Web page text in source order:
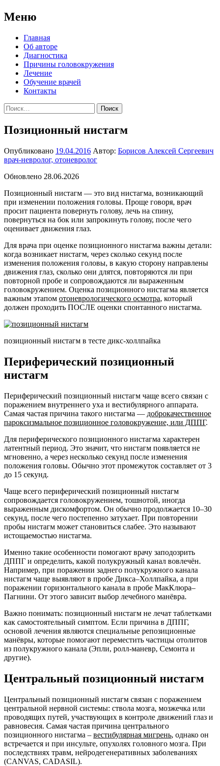
Меню
Перейти
содержимому
Главная
Об авторе
Диагностика
Причины головокружения
Лечение
Обучение врачей
Контакты
Найти:
Позиционный нистагм
Опубликовано 19.04.2016 Автор: Борисов Алексей Сергеевич
врач-невролог, отоневролог
Обновлено 28.06.2026
Позиционный нистагм — это вид нистагма, возникающий
при изменении положения головы. Проще говоря, врач
просит пациента повернуть голову, лечь на спину,
повернуться на бок или запрокинуть голову, после чего
оценивает движения глаз.
Для врача при оценке позиционного нистагма важны детали:
когда возникает нистагм, через сколько секунд после
изменения положения головы, в какую сторону направлены
движения глаз, сколько они длятся, повторяются ли при
повторной пробе и сопровождаются ли выраженным
головокружением. Оценка позиционного нистагма является
важным этапом отоневрологического осмотра, который
должен проходить ПОСЛЕ оценки спонтанного нистагма.
позиционный нистагм в тесте дикс-холлпайка
Периферический позиционный
нистагм
Периферический позиционный нистагм чаще всего связан с
поражением внутреннего уха и вестибулярного аппарата.
Самая частая причина такого нистагма — доброкачественное
пароксизмальное позиционное головокружение, или ДППГ.
Для периферического позиционного нистагма характерен
латентный период. Это значит, что нистагм появляется не
мгновенно, а через несколько секунд после изменения
положения головы. Обычно этот промежуток составляет от 3
до 15 секунд.
Чаще всего периферический позиционный нистагм
сопровождается головокружением, тошнотой, иногда
выраженным дискомфортом. Он обычно продолжается 10–30
секунд, после чего постепенно затухает. При повторении
пробы нистагм может становиться слабее. Это называют
истощаемостью нистагма.
Именно такие особенности помогают врачу заподозрить
ДППГ и определить, какой полукружный канал вовлечён.
Например, при поражении заднего полукружного канала
нистагм чаще выявляют в пробе Дикса–Холлпайка, а при
поражении горизонтального канала в пробе МакКлюра–
Пагнини. От этого зависит выбор лечебного манёвра.
Важно понимать: позиционный нистагм не лечат таблетками
как самостоятельный симптом. Если причина в ДППГ,
основой лечения являются специальные репозиционные
манёвры, которые помогают переместить частицы отолитов
из полукружного канала (Эпли, ролл-маневр, Семонта и
другие).
Центральный позиционный нистагм
Центральный позиционный нистагм связан с поражением
центральной нервной системы: ствола мозга, мозжечка или
проводящих путей, участвующих в контроле движений глаз и
равновесия. Самая частая причина центрального
позиционного нистагма – вестибулярная мигрень, однако он
встречается и при инсульте, опухолях головного мозга. При
последствиях травм, нейродегенеративных заболеваниях
(CANVAS, CADASIL).